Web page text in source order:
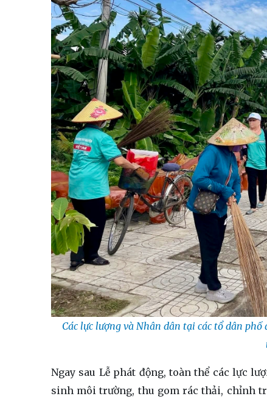
Các lực lượng và Nhân dân tại các tổ dân
Ngay sau Lễ phát động, toàn thể các lực
sinh môi trường, thu gom rác thải, chỉnh